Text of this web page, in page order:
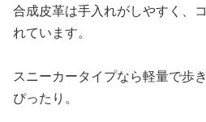
合成皮革は手入れがしやすく、
れています。
スニーカータイプなら軽量で歩
ぴったり。